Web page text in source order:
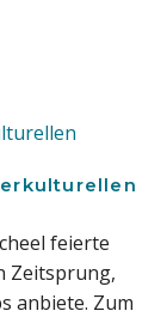
feierte
Zeitsprung,
anbiete. Zum